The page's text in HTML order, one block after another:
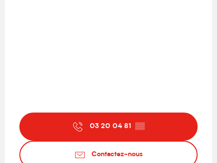
03 20 04 81 ▒▒
Contactez-nous